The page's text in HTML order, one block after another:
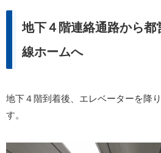
地下４階連絡通路から都
線ホームへ
地下４階到着後、エレベーターを降
す。